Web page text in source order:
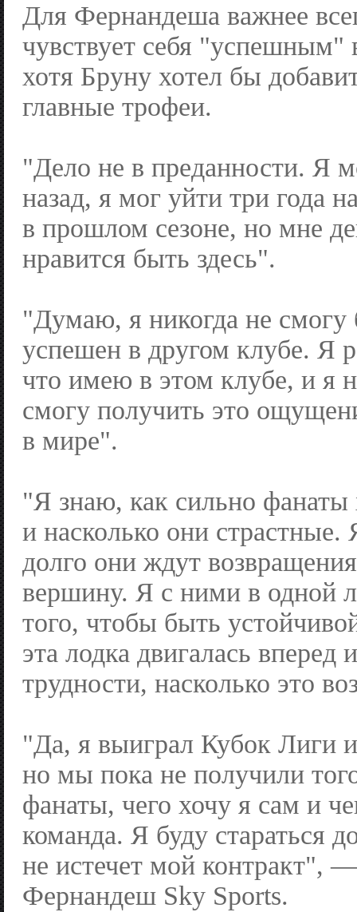
Для Фернандеша важнее
чувствует себя
хотя Бруну хотел бы
главные трофеи.
"Дело не в преданности. Я
назад, я мог уйти три года
в прошлом сезоне, но мне
нравится быть здесь".
"Думаю, я никогда не смогу
успешен в другом клубе. Я
что имею в этом клубе, и я
смогу получить это
в мире".
"Я знаю, как сильно фанаты
и насколько они страстные.
долго они ждут
вершину. Я с ними в одной
того, чтобы быть
эта лодка двигалась вперед
трудности, насколько это
"Да, я выиграл Кубок Лиги
но мы пока не получили
фанаты, чего хочу я сам и
команда. Я буду стараться
не истечет мой контракт",
Фернандеш Sky Sports.